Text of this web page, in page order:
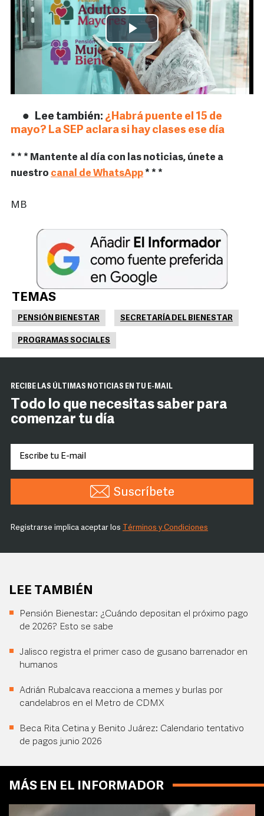
Lee también: ¿Habrá puente el 15 de
mayo? La SEP aclara si hay clases ese día
* * * Mantente al día con las noticias, únete a
nuestro canal de WhatsApp* * *
MB
TEMAS
PENSIÓN BIENESTAR SECRETARÍA DEL BIENESTAR
PROGRAMAS SOCIALES
RECIBE LAS ÚLTIMAS NOTICIAS EN TU E-MAIL
Todo lo que necesitas saber para
comenzar tu día
Suscríbete
Registrarse implica aceptar los Términos y Condiciones
LEE TAMBIÉN
Pensión Bienestar: ¿Cuándo depositan el próximo pago
de 2026? Esto se sabe
Jalisco registra el primer caso de gusano barrenador en
humanos
Adrián Rubalcava reacciona a memes y burlas por
candelabros en el Metro de CDMX
Beca Rita Cetina y Benito Juárez: Calendario tentativo
de pagos junio 2026
MÁS EN EL INFORMADOR